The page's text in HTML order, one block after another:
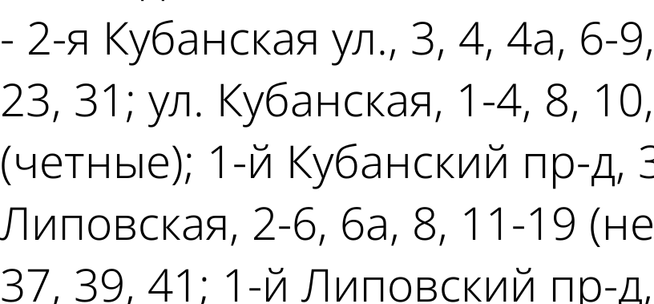
- 2-я Кубанская ул., 3, 4, 4а, 6-
23, 31; ул. Кубанская, 1-4, 8,
(четные); 1-й Кубанский пр-д,
Липовская, 2-6, 6а, 8, 11-19
37, 39, 41; 1-й Липовский пр-